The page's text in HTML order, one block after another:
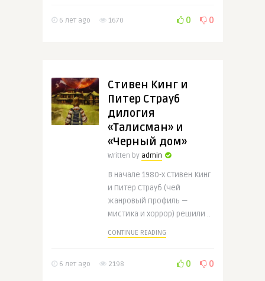
6 лет ago 1670 0 0
Стивен Кинг и
Питер Страуб
дилогия
«Талисман» и
«Черный дом»
Written by admin
В начале 1980-х Стивен Кинг
и Питер Страуб (чей
жанровый профиль —
мистика и хоррор) решили ..
CONTINUE READING
6 лет ago 2198 0 0